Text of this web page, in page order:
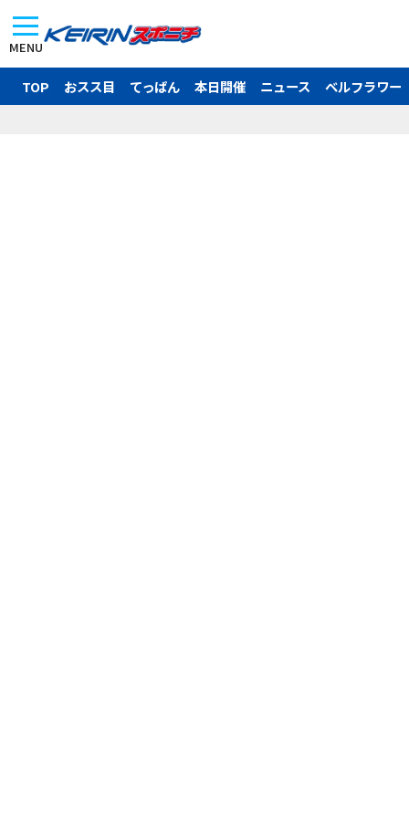
MENU
TOP おスス目 てっぱん 本日開催 ニュース ベルフラワー